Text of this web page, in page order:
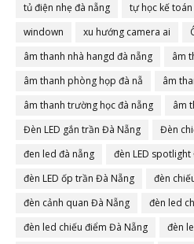
tủ điện nhẹ đà nẵng
tự học kế toán
windown
xu hướng camera ai
âm thanh nhà hangd đà nẵng
âm
âm thanh phòng họp đà nẵ
âm
âm thanh trường học đà nẵng
âm
Đèn LED gắn trần Đà Nẵng
Đèn
đen led đà nẵng
đèn LED
đèn LED ốp trần Đà Nẵng
đèn
đèn cảnh quan Đà Nẵng
đèn led
đèn led chiếu điểm Đà Nẵng
đèn